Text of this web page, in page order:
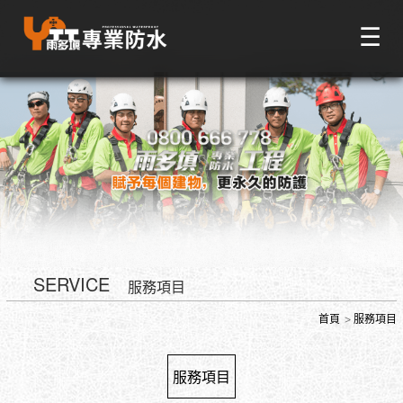
☰
SERVICE 服務項目
首頁 服務項目
服務項目